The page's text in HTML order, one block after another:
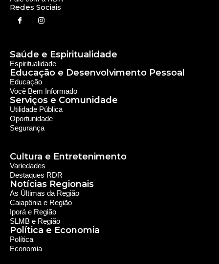
Cultura e Entretenimento
Política e Economia
Notícias Regionais
Política
Economia
As Últimas da Região
Caiapônia e Região
Iporá e Região
SLMB e Região
© 2024 RDR Rede Diocesana de Rádio - Todos os